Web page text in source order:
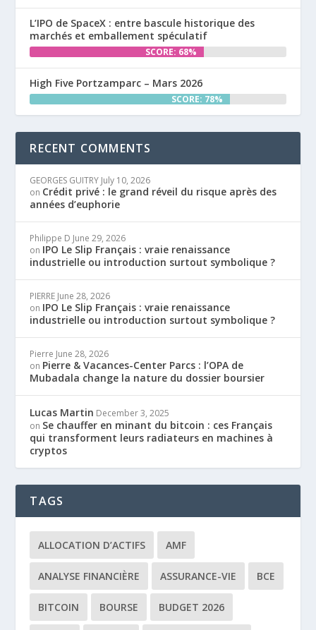
L’IPO de SpaceX : entre bascule historique des
marchés et emballement spéculatif
SCORE: 68%
High Five Portzamparc – Mars 2026
SCORE: 78%
RECENT COMMENTS
GEORGES GUITRY July 10, 2026
on Crédit privé : le grand réveil du risque après des
années d’euphorie
Philippe D June 29, 2026
on IPO Le Slip Français : vraie renaissance
industrielle ou introduction surtout symbolique ?
PIERRE June 28, 2026
on IPO Le Slip Français : vraie renaissance
industrielle ou introduction surtout symbolique ?
Pierre June 28, 2026
on Pierre & Vacances-Center Parcs : l’OPA de
Mubadala change la nature du dossier boursier
Lucas Martin December 3, 2025
on Se chauffer en minant du bitcoin : ces Français
qui transforment leurs radiateurs en machines à
cryptos
TAGS
ALLOCATION D’ACTIFS AMF
ANALYSE FINANCIÈRE ASSURANCE-VIE BCE
BITCOIN BOURSE BUDGET 2026